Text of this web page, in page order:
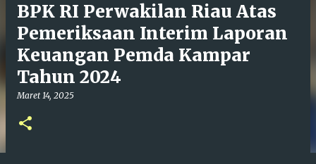
BPK RI Perwakilan Riau Atas
Pemeriksaan Interim Laporan
Keuangan Pemda Kampar
Tahun 2024
Maret 14, 2025